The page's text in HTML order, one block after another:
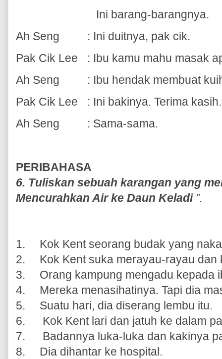
Ini barang-barangnya.
Ah Seng
: Ini duitnya, pak cik.
Pak Cik Lee
: Ibu kamu mahu masak
Ah Seng
: Ibu hendak membuat
Pak Cik Lee
: Ini bakinya. Terima
Ah Seng
: Sama-sama.
PERIBAHASA
6. Tuliskan sebuah karangan yang
Mencurahkan Airke Daun Keladi ”.
1.
Kok Kent seorang budak yang
2.
Kok Kent suka merayau-rayau
3.
Orang kampung mengadu kepada
4.
Mereka menasihatinya. Tapi dia
5.
Suatu hari, dia diserang lembu itu.
6.
Kok Kent lari dan jatuh ke dalam
7.
Badannya luka-luka dan kakinya
8.
Dia dihantar ke hospital.